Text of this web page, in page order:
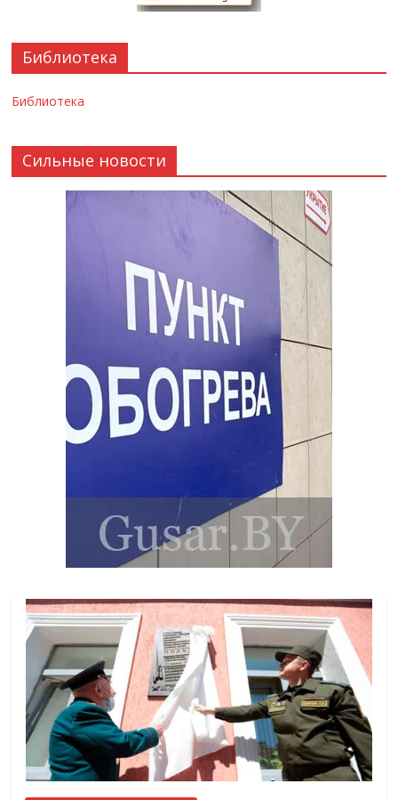
Библиотека
Библиотека
Сильные новости